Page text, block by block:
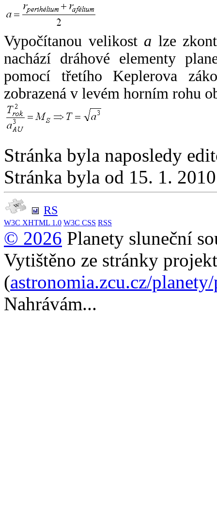
Vypočítanou velikost a lze
nachází dráhové elementy
pomocí třetího Keplerova
zobrazená v levém horním rohu
Stránka byla naposledy
Stránka byla od 15. 1.
RS
W3C XHTML 1.0 W3C CSS RSS
© 2026 Planety sluneční
Vytištěno ze stránky
(astronomia.zcu.cz/
Nahrávám...